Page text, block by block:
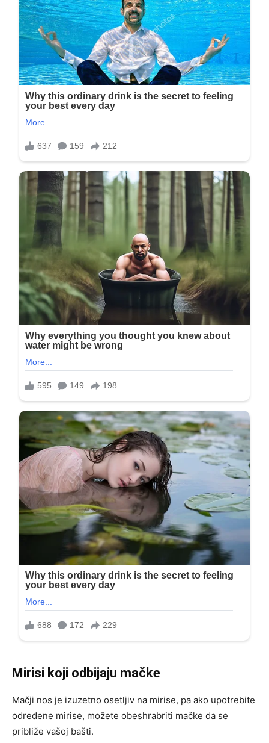
Mirisi koji odbijaju mačke
Mačji nos je izuzetno osetljiv na mirise, pa ako upotrebite
određene mirise, možete obeshrabriti mačke da se
približe vašoj bašti.